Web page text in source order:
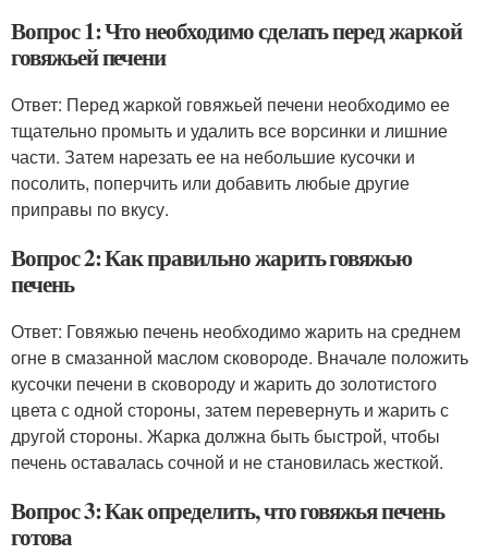
Вопрос 1: Что необходимо сделать перед жаркой
говяжьей печени
Ответ: Перед жаркой говяжьей печени необходимо ее
тщательно промыть и удалить все ворсинки и лишние
части. Затем нарезать ее на небольшие кусочки и
посолить, поперчить или добавить любые другие
приправы по вкусу.
Вопрос 2: Как правильно жарить говяжью
печень
Ответ: Говяжью печень необходимо жарить на среднем
огне в смазанной маслом сковороде. Вначале положить
кусочки печени в сковороду и жарить до золотистого
цвета с одной стороны, затем перевернуть и жарить с
другой стороны. Жарка должна быть быстрой, чтобы
печень оставалась сочной и не становилась жесткой.
Вопрос 3: Как определить, что говяжья печень
готова